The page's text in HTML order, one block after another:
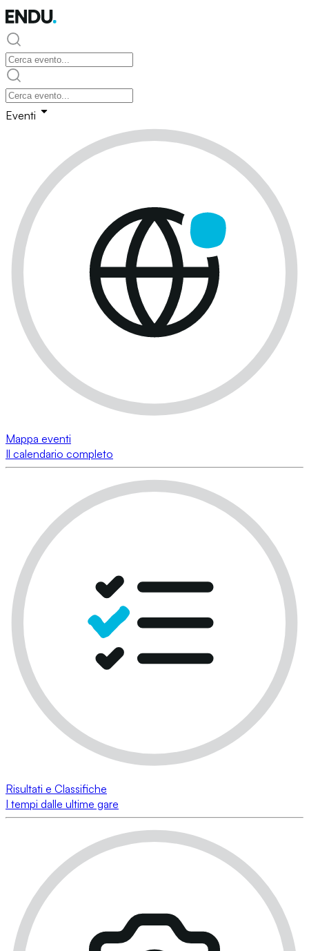
Eventi
Mappa eventi
Il calendario completo
Risultati e Classifiche
I tempi dalle ultime gare